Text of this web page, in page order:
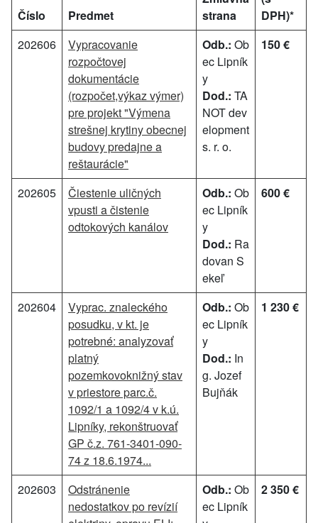
Číslo Predmet
strana
DPH)*
202606
Vypracovanie
rozpočtovej
dokumentácie
(rozpočet,výkaz výmer)
pre projekt "Výmena
strešnej krytiny obecnej
budovy predajne a
reštaurácie"
Odb.: Ob
ec Lipník
y
Dod.: TA
NOT dev
elopment
s. r. o.
150 €
202605
Čiestenie uličných
vpusti a čistenie
odtokových kanálov
Odb.: Ob
ec Lipník
y
Dod.: Ra
dovan S
ekeľ
600 €
202604
Vyprac. znaleckého
posudku, v kt. je
potrebné: analyzovať
platný
pozemkovoknižný stav
v priestore parc.č.
1092/1 a 1092/4 v k.ú.
Lipníky, rekonštruovať
GP č.z. 761-3401-090-
74 z 18.6.1974...
Odb.: Ob
ec Lipník
y
Dod.: In
g. Jozef
Bujňák
1 230 €
202603
Odstránenie
nedostatkov po revízií
Odb.: Ob
ec Lipník
2 350 €